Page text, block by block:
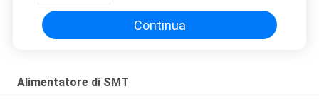
Continua
Alimentatore di SMT